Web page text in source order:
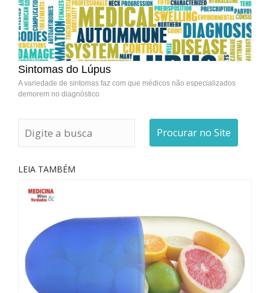
Sintomas do Lúpus
A variedade de sintomas faz com que médicos não especializados
demorem no diagnóstico
Procurar no Site
LEIA TAMBÉM